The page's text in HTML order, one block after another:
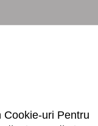
Cookie-uri Pentru